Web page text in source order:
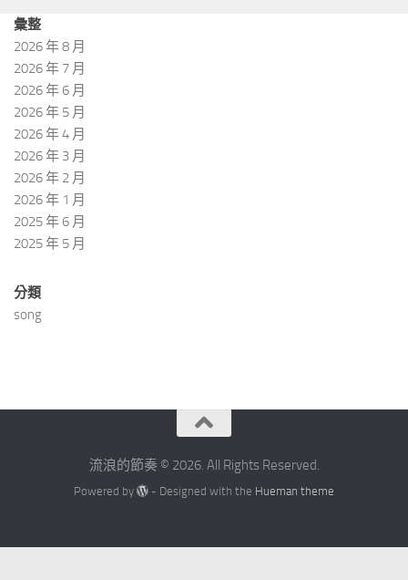
彙整
2026 年 8 月
2026 年 7 月
2026 年 6 月
2026 年 5 月
2026 年 4 月
2026 年 3 月
2026 年 2 月
2026 年 1 月
2025 年 6 月
2025 年 5 月
分類
song
流浪的節奏 © 2026. All Rights Reserved.
Powered by - Designed with the Hueman theme